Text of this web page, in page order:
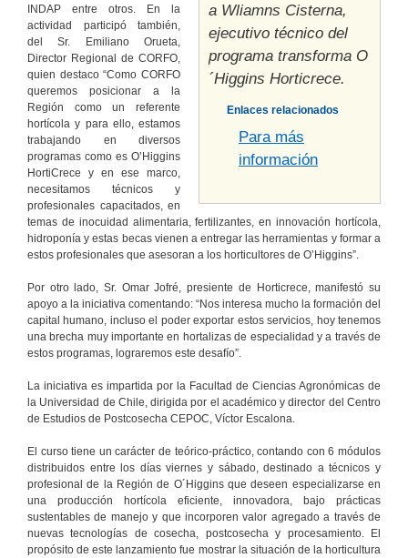
a Wliamns Cisterna,
ejecutivo técnico del
programa transforma O
´Higgins Horticrece.
Enlaces relacionados
Para más
información
INDAP entre otros. En la
actividad participó también,
del Sr. Emiliano Orueta,
Director Regional de CORFO,
quien destaco “Como CORFO
queremos posicionar a la
Región como un referente
hortícola y para ello, estamos
trabajando en diversos
programas como es O’Higgins
HortiCrece y en ese marco,
necesitamos técnicos y
profesionales capacitados, en
temas de inocuidad alimentaria, fertilizantes, en innovación hortícola,
hidroponía y estas becas vienen a entregar las herramientas y formar a
estos profesionales que asesoran a los horticultores de O’Higgins”.
Por otro lado, Sr. Omar Jofré, presiente de Horticrece, manifestó su
apoyo a la iniciativa comentando: “Nos interesa mucho la formación del
capital humano, incluso el poder exportar estos servicios, hoy tenemos
una brecha muy importante en hortalizas de especialidad y a través de
estos programas, lograremos este desafío”.
La iniciativa es impartida por la Facultad de Ciencias Agronómicas de
la Universidad de Chile, dirigida por el académico y director del Centro
de Estudios de Postcosecha CEPOC, Víctor Escalona.
El curso tiene un carácter de teórico-práctico, contando con 6 módulos
distribuidos entre los días viernes y sábado, destinado a técnicos y
profesional de la Región de O´Higgins que deseen especializarse en
una producción hortícola eficiente, innovadora, bajo prácticas
sustentables de manejo y que incorporen valor agregado a través de
nuevas tecnologías de cosecha, postcosecha y procesamiento. El
propósito de este lanzamiento fue mostrar la situación de la horticultura